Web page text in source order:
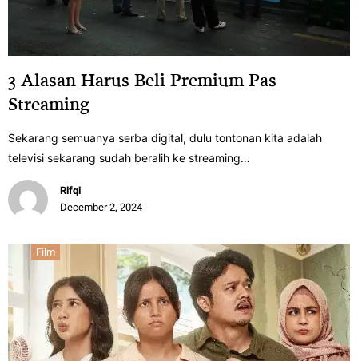
3 Alasan Harus Beli Premium Pas
Streaming
Sekarang semuanya serba digital, dulu tontonan kita adalah
televisi sekarang sudah beralih ke streaming…
Rifqi
December 2, 2024
Film